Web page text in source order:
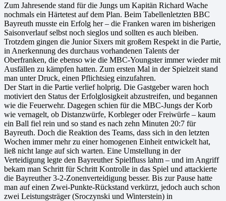
Zum Jahresende stand für die Jungs um Kapitän Richard Wache
nochmals ein Härtetest auf dem Plan. Beim Tabellenletzten BBC
Bayreuth musste ein Erfolg her – die Franken waren im bisherigen
Saisonverlauf selbst noch sieglos und sollten es auch bleiben.
Trotzdem gingen die Junior Sixers mit großem Respekt in die Partie,
in Anerkennung des durchaus vorhandenen Talents der
Oberfranken, die ebenso wie die MBC-Youngster immer wieder mit
Ausfällen zu kämpfen hatten. Zum ersten Mal in der Spielzeit stand
man unter Druck, einen Pflichtsieg einzufahren.
Der Start in die Partie verlief holprig. Die Gastgeber waren hoch
motiviert den Status der Erfolglosigkeit abzustreifen, und begannen
wie die Feuerwehr. Dagegen schien für die MBC-Jungs der Korb
wie vernagelt, ob Distanzwürfe, Korbleger oder Freiwürfe – kaum
ein Ball fiel rein und so stand es nach zehn Minuten 20:7 für
Bayreuth. Doch die Reaktion des Teams, dass sich in den letzten
Wochen immer mehr zu einer homogenen Einheit entwickelt hat,
ließ nicht lange auf sich warten. Eine Umstellung in der
Verteidigung legte den Bayreuther Spielfluss lahm – und im Angriff
bekam man Schritt für Schritt Kontrolle in das Spiel und attackierte
die Bayreuther 3-2-Zonenverteidigung besser. Bis zur Pause hatte
man auf einen Zwei-Punkte-Rückstand verkürzt, jedoch auch schon
zwei Leistungsträger (Sroczynski und Winterstein) in